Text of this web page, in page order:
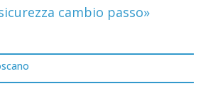
cambio passo»